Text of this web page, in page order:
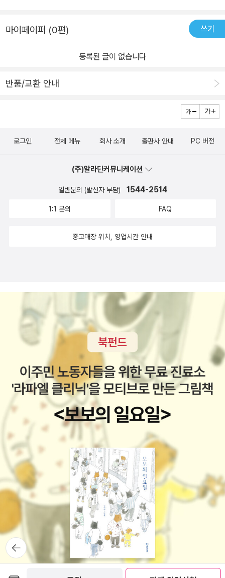
마이페이퍼 (0편) 쓰기
등록된 글이 없습니다
반품/교환 안내
뒤로가
기
로그인 전체 메뉴 회사 소개 출판사 안내 PC 버전
(주)알라딘커뮤니케이션
일반문의 (발신자 부담) 1544-2514
1:1 문의 FAQ
중고매장 위치, 영업시간 안내